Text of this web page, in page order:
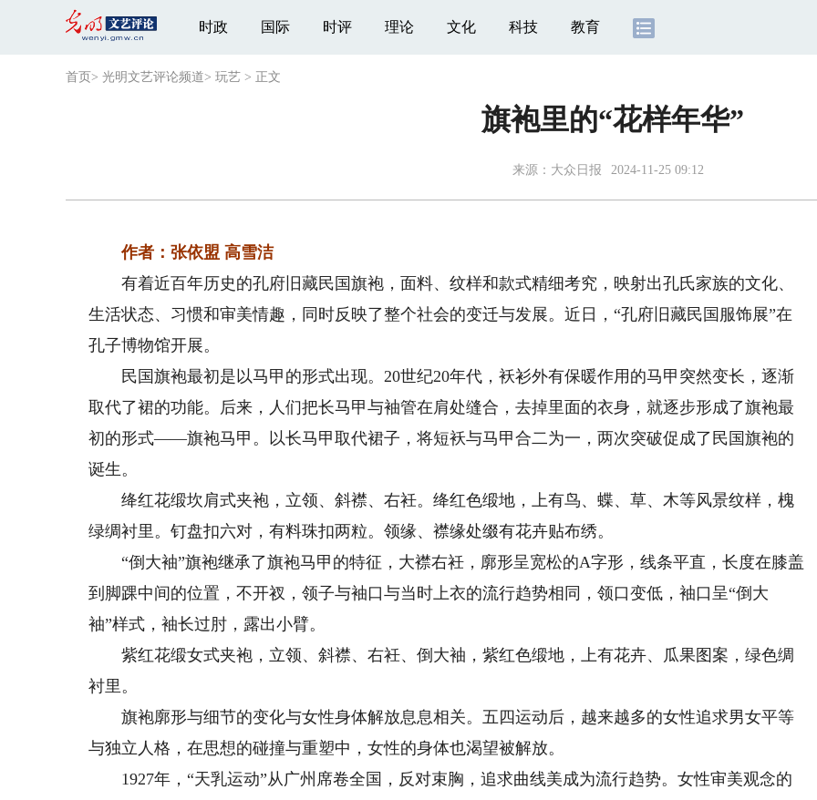
时政 国际 时评 理论 文化 科技 教育
首页 > 光明文艺评论频道> 玩艺 > 正文
旗袍里的“花样年华”
来源： 大众日报 2024-11-25 09:12
作者：张依盟 高雪洁
有着近百年历史的孔府旧藏民国旗袍，面料、纹样和款式精细考究，映射出孔氏家族的文化、
生活状态、习惯和审美情趣，同时反映了整个社会的变迁与发展。近日，“孔府旧藏民国服饰展”在
孔子博物馆开展。
民国旗袍最初是以马甲的形式出现。20世纪20年代，袄衫外有保暖作用的马甲突然变长，逐渐
取代了裙的功能。后来，人们把长马甲与袖管在肩处缝合，去掉里面的衣身，就逐步形成了旗袍最
初的形式——旗袍马甲。以长马甲取代裙子，将短袄与马甲合二为一，两次突破促成了民国旗袍的
诞生。
绛红花缎坎肩式夹袍，立领、斜襟、右衽。绛红色缎地，上有鸟、蝶、草、木等风景纹样，槐
绿绸衬里。钉盘扣六对，有料珠扣两粒。领缘、襟缘处缀有花卉贴布绣。
“倒大袖”旗袍继承了旗袍马甲的特征，大襟右衽，廓形呈宽松的A字形，线条平直，长度在膝盖
到脚踝中间的位置，不开衩，领子与袖口与当时上衣的流行趋势相同，领口变低，袖口呈“倒大
袖”样式，袖长过肘，露出小臂。
紫红花缎女式夹袍，立领、斜襟、右衽、倒大袖，紫红色缎地，上有花卉、瓜果图案，绿色绸
衬里。
旗袍廓形与细节的变化与女性身体解放息息相关。五四运动后，越来越多的女性追求男女平等
与独立人格，在思想的碰撞与重塑中，女性的身体也渴望被解放。
1927年，“天乳运动”从广州席卷全国，反对束胸，追求曲线美成为流行趋势。女性审美观念的